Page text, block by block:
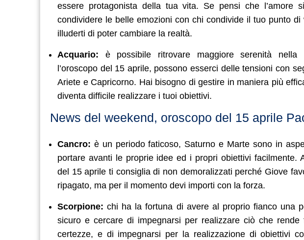
essere protagonista della tua vita. Se pensi che l’amore
condividere le belle emozioni con chi condivide il tuo punto
illuderti di poter cambiare la realtà.
Acquario: è possibile ritrovare maggiore serenità nella
l’oroscopo del 15 aprile, possono esserci delle tensioni con
Ariete e Capricorno. Hai bisogno di gestire in maniera più
diventa difficile realizzare i tuoi obiettivi.
News del weekend, oroscopo del 15 aprile
Cancro: è un periodo faticoso, Saturno e Marte sono in
portare avanti le proprie idee ed i propri obiettivi facilmente.
del 15 aprile ti consiglia di non demoralizzati perché Giove
ripagato, ma per il momento devi importi con la forza.
Scorpione: chi ha la fortuna di avere al proprio fianco una
sicuro e cercare di impegnarsi per realizzare ciò che
certezze, e di impegnarsi per la realizzazione di obiettivi